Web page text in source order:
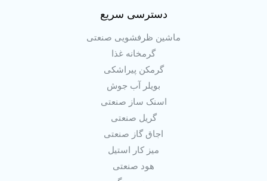
دسترسی سریع
ماشین ظرفشویی صنعتی
گرمخانه غذا
گرمکن پیراشکی
بویلر آب جوش
اسنک ساز صنعتی
گریل صنعتی
اجاق گاز صنعتی
میز کار استیل
هود صنعتی